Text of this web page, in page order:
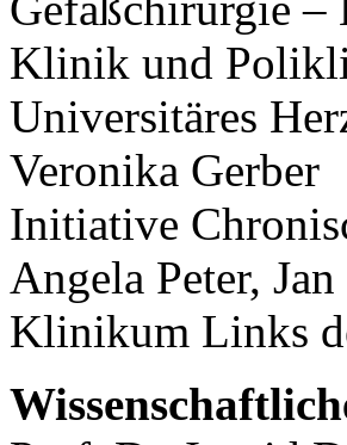
Klinik und
Universitäres
Veronika Gerber
Initiative
Angela Peter,
Klinikum Links